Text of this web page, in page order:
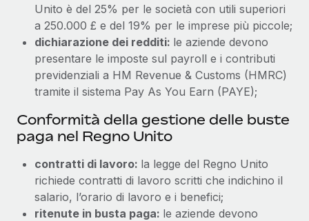
Unito è del 25% per le società con utili superiori
a 250.000 £ e del 19% per le imprese più piccole;
dichiarazione dei redditi: le aziende devono
presentare le imposte sul payroll e i contributi
previdenziali a HM Revenue & Customs (HMRC)
tramite il sistema Pay As You Earn (PAYE);
Conformità della gestione delle buste
paga nel Regno Unito
contratti di lavoro: la legge del Regno Unito
richiede contratti di lavoro scritti che indichino il
salario, l’orario di lavoro e i benefici;
ritenute in busta paga: le aziende devono